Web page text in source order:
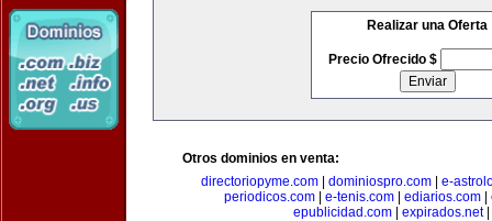
Realizar una Oferta
Precio Ofrecido $
Otros dominios en venta:
directoriopyme.com| dominiospro.com| e-
periodicos.com| e-tenis.com| ediarios.com|
epublicidad.com
expirados.net|